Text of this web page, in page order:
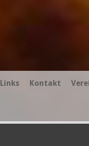
Links Kontakt